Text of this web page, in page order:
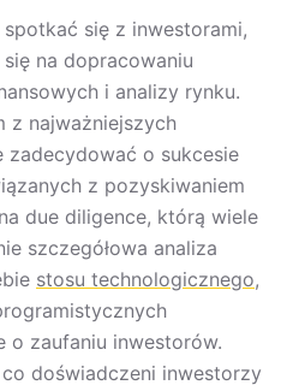
się z inwestorami,
na dopracowaniu
i analizy rynku.
z najważniejszych
zadecydować o sukcesie
z pozyskiwaniem
due diligence, którą wiele
szczegółowa analiza
stosu technologicznego,
o zaufaniu inwestorów.
doświadczeni inwestorzy